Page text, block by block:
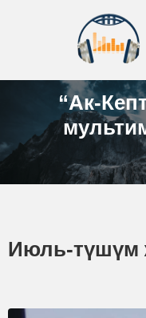
“Ак-
Июль-түшүм